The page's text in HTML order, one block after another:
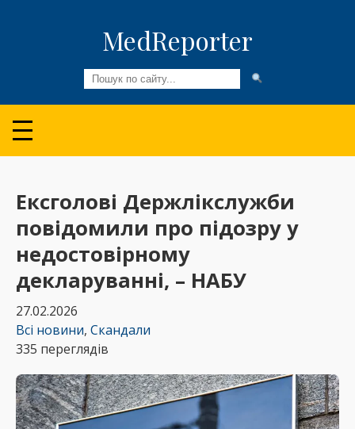
MedReporter
Всі новини
Огляди та Аналітика
Медспільнота
Колонки
Відео
Ексголові Держлікслужби
повідомили про підозру у
недостовірному
декларуванні, – НАБУ
27.02.2026
Всі новини, Скандали
335 переглядів